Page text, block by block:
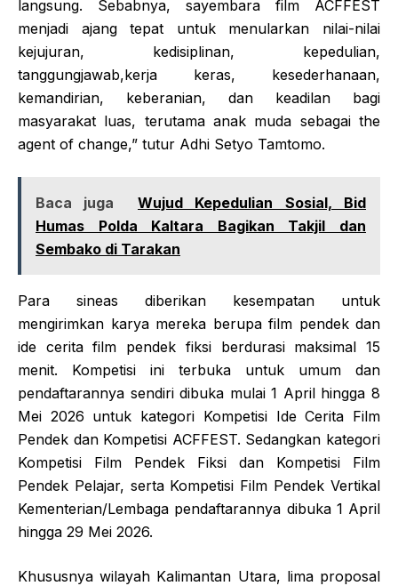
langsung. Sebabnya, sayembara film ACFFEST
menjadi ajang tepat untuk menularkan nilai-nilai
kejujuran, kedisiplinan, kepedulian,
tanggungjawab,kerja keras, kesederhanaan,
kemandirian, keberanian, dan keadilan bagi
masyarakat luas, terutama anak muda sebagai the
agent of change,” tutur Adhi Setyo Tamtomo.
Baca juga
Wujud Kepedulian Sosial, Bid
Humas Polda Kaltara Bagikan Takjil dan
Sembako di Tarakan
Para sineas diberikan kesempatan untuk
mengirimkan karya mereka berupa film pendek dan
ide cerita film pendek fiksi berdurasi maksimal 15
menit. Kompetisi ini terbuka untuk umum dan
pendaftarannya sendiri dibuka mulai 1 April hingga 8
Mei 2026 untuk kategori Kompetisi Ide Cerita Film
Pendek dan Kompetisi ACFFEST. Sedangkan kategori
Kompetisi Film Pendek Fiksi dan Kompetisi Film
Pendek Pelajar, serta Kompetisi Film Pendek Vertikal
Kementerian/Lembaga pendaftarannya dibuka 1 April
hingga 29 Mei 2026.
Khususnya wilayah Kalimantan Utara, lima proposal